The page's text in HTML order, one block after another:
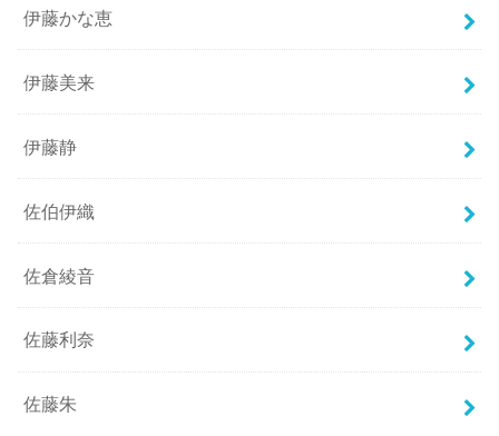
伊藤かな恵
伊藤美来
伊藤静
佐伯伊織
佐倉綾音
佐藤利奈
佐藤朱